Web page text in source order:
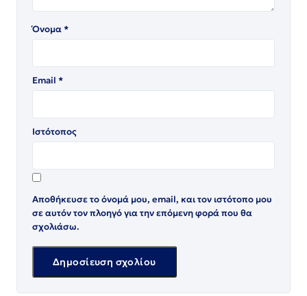
Όνομα*
Email *
Ιστότοπος
Αποθήκευσε το όνομά μου, email, και τον ιστότοπο μου
σε αυτόν τον πλοηγό για την επόμενη φορά που θα
σχολιάσω.